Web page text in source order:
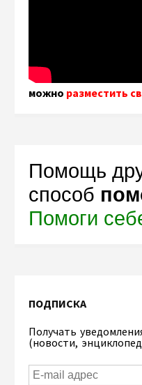
можно разместить
Помощь
способ
Помоги
ПОДПИСКА
Получать
(новости,